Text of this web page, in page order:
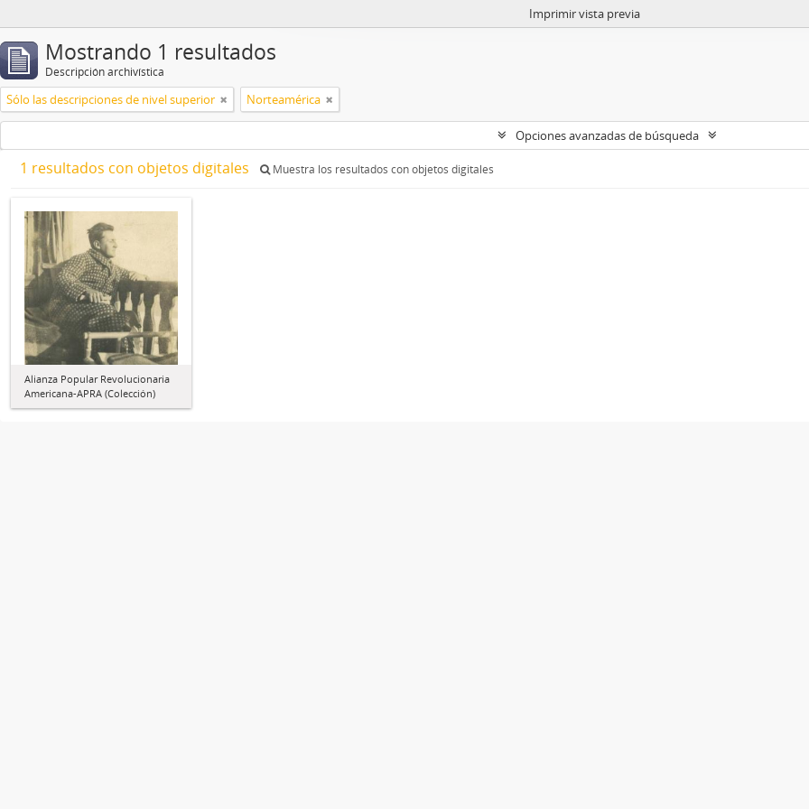
Imprimir vista previa
Mostrando 1 resultados
Descripción archivística
Sólo las descripciones de nivel superior Norteamérica
Opciones avanzadas de búsqueda
1 resultados con objetos digitales Muestra los resultados con objetos digitales
Alianza Popular Revolucionaria
Americana-APRA (Colección)